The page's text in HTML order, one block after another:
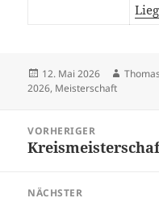
Veröffentlicht
am
12. Mai 2026 Autor
2026, Meisterschaft
VORHERIGER
Vorheriger
NÄCHSTER